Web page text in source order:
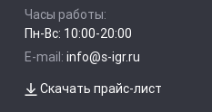
Часы работы:
Пн-Вс: 10:00-20:00
E-mail: info@s-igr.ru
Скачать прайс-лист